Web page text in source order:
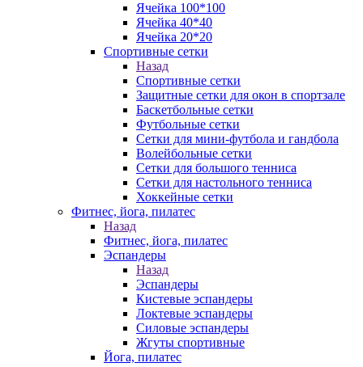
Ячейка 100*100
Ячейка 40*40
Ячейка 20*20
Спортивные сетки
Назад
Спортивные сетки
Защитные сетки для окон в спортзале
Баскетбольные сетки
Футбольные сетки
Сетки для мини-футбола и гандбола
Волейбольные сетки
Сетки для большого тенниса
Сетки для настольного тенниса
Хоккейные сетки
Фитнес, йога, пилатес
Назад
Фитнес, йога, пилатес
Эспандеры
Назад
Эспандеры
Кистевые эспандеры
Локтевые эспандеры
Силовые эспандеры
Жгуты спортивные
Йога, пилатес